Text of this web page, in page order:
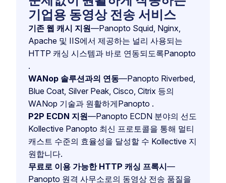
기업용 동영상 전송 서비스
기존 웹 캐시 지원—Panopto Squid, Nginx,
Apache 및 IIS에서 제공하는 널리 사용되는
HTTP 캐싱 시스템과 바로 연동되도록Panopto
.
WANop 솔루션과의 연동—Panopto Riverbed,
Blue Coat, Silver Peak, Cisco, Citrix 등의
WANop 기술과 원활하게Panopto .
P2P ECDN 지원—Panopto ECDN 분야의 선도
Kollective Panopto 최신 프로토콜을 통해 멀티
캐스트 수준의 효율성을 달성할 수 Kollective 지
원합니다.
무료로 이용 가능한 HTTP 캐싱 프록시—
Panopto 원격 사무소로의 동영상 전송 품질을